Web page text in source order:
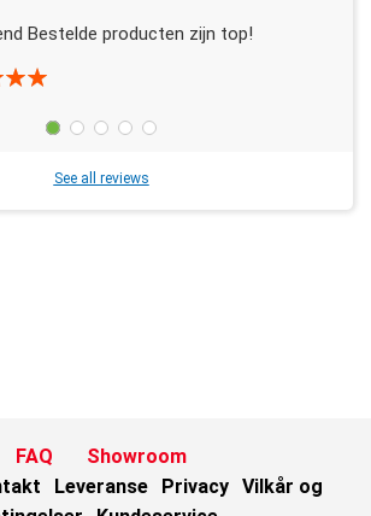
Bestelde producten zijn top!
See all reviews
FAQ
Showroom
Leveranse Privacy Vilkår og